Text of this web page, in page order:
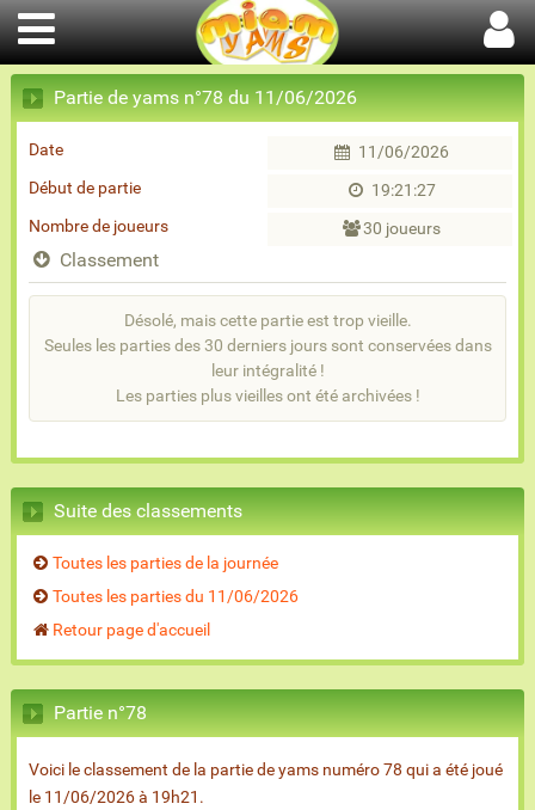
Partie de yams n°78 du 11/06/2026
Date
11/06/2026
Début de partie
19:21:27
Nombre de joueurs
30 joueurs
Classement
Désolé, mais cette partie est trop vieille.
Seules les parties des 30 derniers jours sont conservées dans
leur intégralité !
Les parties plus vieilles ont été archivées !
Suite des classements
Toutes les parties de la journée
Toutes les parties du 11/06/2026
Retour page d'accueil
Partie n°78
Voici le classement de la partie de yams numéro 78 qui a été joué
le 11/06/2026 à 19h21.